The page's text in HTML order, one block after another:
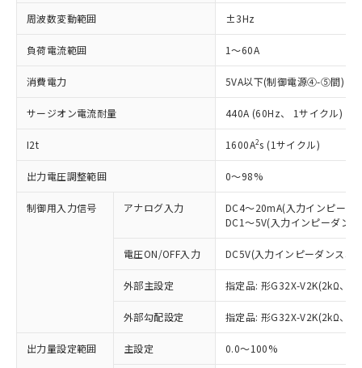
周波数変動範囲 ±3Hz
負荷電流範囲 1～60A
消費電力 5VA以下(制御電源④-⑤間)
サージオン電流耐量 440A (60Hz、 1サイクル)
I2t 1600A2s (1サイクル)
出力電圧調整範囲 0～98%
制御用入力信号 アナログ入力
DC4～20mA(入力インピーダ
DC1～5V(入力インピーダン
電圧ON/OFF入力 DC5V(入力インピーダンス
外部主設定 指定品: 形G32X-V2K(2kΩ、
外部勾配設定 指定品: 形G32X-V2K(2kΩ、
出力量設定範囲 主設定 0.0～100%